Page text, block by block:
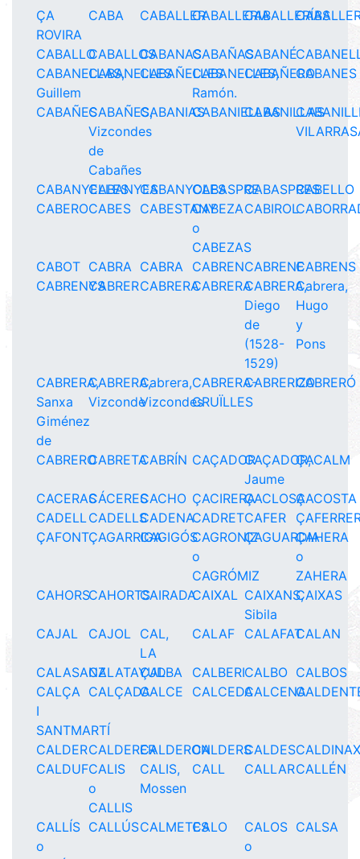
ÇA
ROVIRA
CABA CABALLERCABALLERIACABALLERÍAS
CABALLOCABALLOSCABANASCABAÑASCABANÉ
CABANELLAS,
Guillem
CABANELLESCABAÑELLESCABANELLES,
Ramón.
CABAÑEROCABANES
CABAÑESCABAÑES,
Vizcondes
de
Cabañes
CABANIASCABANIELLASCABANILLAS
CABANYELLES
CABANYESCABANYOLESCABASPRECABASPRESCABELLO
CABEROCABES CABESTANYCABEZA
o
CABEZAS
CABIROL
CABOT CABRA CABRA CABRENCABRENECABRENS
CABRENYSCABRERCABRERACABRERACABRERA,
Diego
de
(1528-
1529)
Cabrera,
Hugo
y
Pons
CABRERA,
Sanxa
Giménez
de
CABRERA,
Vizconde
Cabrera,
Vizcondes
CABRERA-
CRUÏLLES
CABRERIZOCABRERÓ
CABREROCABRETACABRÍN CAÇADORCAÇADOR,
Jaume
ÇACALM
CACERASCÁCERESCACHO ÇACIRERAÇACLOSAÇACOSTA
CADELLCADELLSCADENACADRETCAFER
ÇAFONTÇAGARRIGACAGIGÓSCAGRONIZ
o
CAGRÓMIZ
ÇAGUARDIAÇAHERA
o
ZAHERA
CAHORSCAHORTSCAIRADACAIXAL CAIXANS,
Sibila
CAIXAS
CAJAL CAJOL
CAL,
LA
CALAF CALAFATCALAN
CALASANZCALATAYUD
ÇALBA CALBERICALBO CALBOS
CALÇA
I
SANTMARTÍ
CALÇADACALCE CALCEDACALCENA
CALDERCALDERERCALDERONCALDERSCALDES
CALDUFCALIS
o
CALLIS
CALIS,
Mossen
CALL CALLARCALLÉN
CALLÍS
o
CALLÚSCALMETESCALO
CALOS
o
CALSA